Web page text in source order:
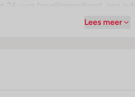
uurs beveiligingsdienst, een
en een eigen shuttlebus. Bij
zijn een kluis, een
Lees meer